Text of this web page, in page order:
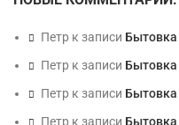
Петр к записи Бытовка
Петр к записи Бытовка
Петр к записи Бытовка
Петр к записи Бытовка